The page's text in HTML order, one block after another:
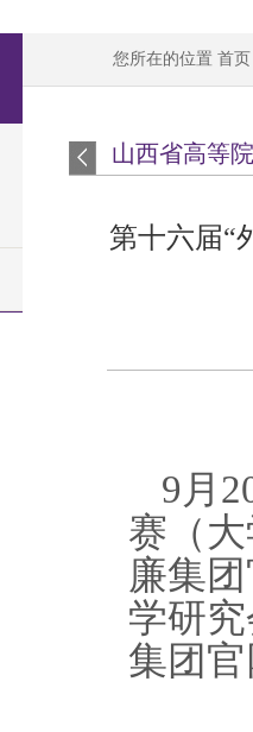
您所在的位置 首页
山西省高等
第十六届“
9 月
赛（
廉集
学研
集团